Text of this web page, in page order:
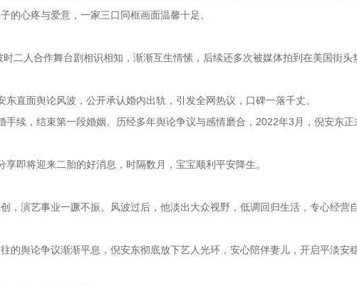
的心疼与爱意，一家三口同框画面温馨十足。
二人合作舞台剧相识相知，渐渐互生情愫，后续还多次被媒体拍到在美国街头
直面舆论风波，公开承认婚内出轨，引发全网热议，口碑一落千丈。
手续，结束第一段婚姻。历经多年舆论争议与感情磨合，2022年3月，倪安东正
即将迎来二胎的好消息，时隔数月，宝宝顺利平安降生。
，演艺事业一蹶不振。风波过后，他淡出大众视野，低调回归生活，专心经营
的舆论争议渐渐平息，倪安东彻底放下艺人光环，安心陪伴妻儿，开启平淡安